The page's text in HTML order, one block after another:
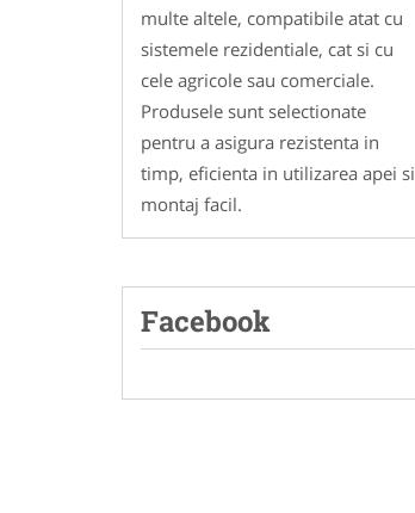
multe altele, compatibile atat cu
sistemele rezidentiale, cat si cu
cele agricole sau comerciale.
Produsele sunt selectionate
pentru a asigura rezistenta in
timp, eficienta in utilizarea apei si
montaj facil.
Facebook